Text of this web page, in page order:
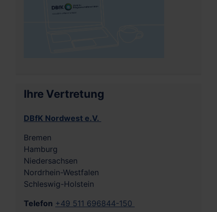
Ihre Vertretung
DBfK Nordwest e.V.
Bremen
Hamburg
Niedersachsen
Nordrhein-Westfalen
Schleswig-Holstein
Telefon +49 511 696844-150